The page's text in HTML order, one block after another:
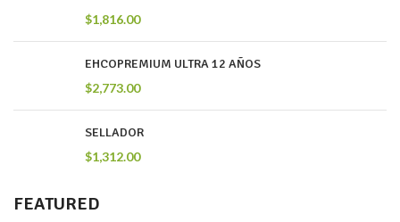
$1,816.00
EHCOPREMIUM ULTRA 12 AÑOS
$2,773.00
SELLADOR
$1,312.00
FEATURED